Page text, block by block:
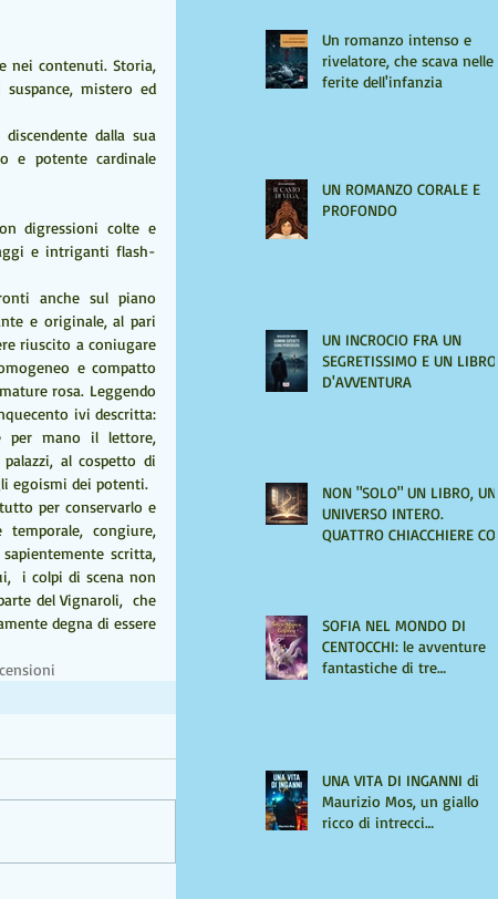
nei contenuti. Storia,
mistero ed
dalla sua
e potente cardinale
digressioni colte e
e intriganti flash-
anche sul piano
e originale, al pari
riuscito a coniugare
e compatto
rosa. Leggendo
ivi descritta:
per mano il lettore,
al cospetto di
egoismi dei potenti.
per conservarlo e
congiure,
scritta,
i colpi di scena non
del Vignaroli,  che
degna di essere
Un romanzo intenso e
rivelatore, che scava nelle
ferite dell'infanzia
UN ROMANZO CORALE E
PROFONDO
UN INCROCIO FRA UN
SEGRETISSIMO E UN LIBRO
D'AVVENTURA
NON "SOLO" UN LIBRO, UN
UNIVERSO INTERO.
QUATTRO CHIACCHIERE CON
SOFIA NEL MONDO DI
CENTOCCHI: le avventure
fantastiche di tre
UNA VITA DI INGANNI di
Maurizio Mos, un giallo
ricco di intrecci